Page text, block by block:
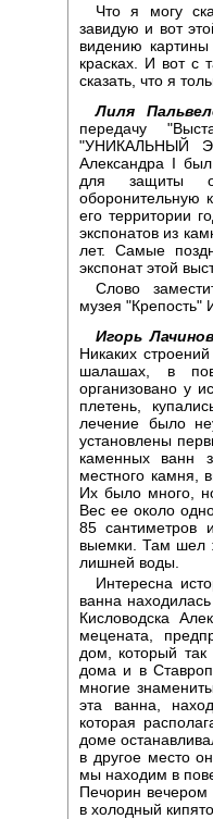
Что я могу
завидую и вот
видению
красках. И вот с
сказать, что я
Лиля
передачу
"УНИКАЛЬНЫЙ
Александра I
для защиты
оборонительную
его территории
экспонатов из
лет. Самые
экспонат этой
Слово
музея "Крепость"
Игорь
Никаких
шалашах, в
организовано у
плетень,
лечение было
установлены
каменных ванн
местного камня,
Их было много,
Вес ее около
85 сантиметров
выемки. Там шел
лишней воды.
Интересна
ванна
Кисловодска
мецената,
дом, который
дома и в
многие
эта ванна,
которая
доме
в другое место
мы находим в
Печорин вечером
в холодный